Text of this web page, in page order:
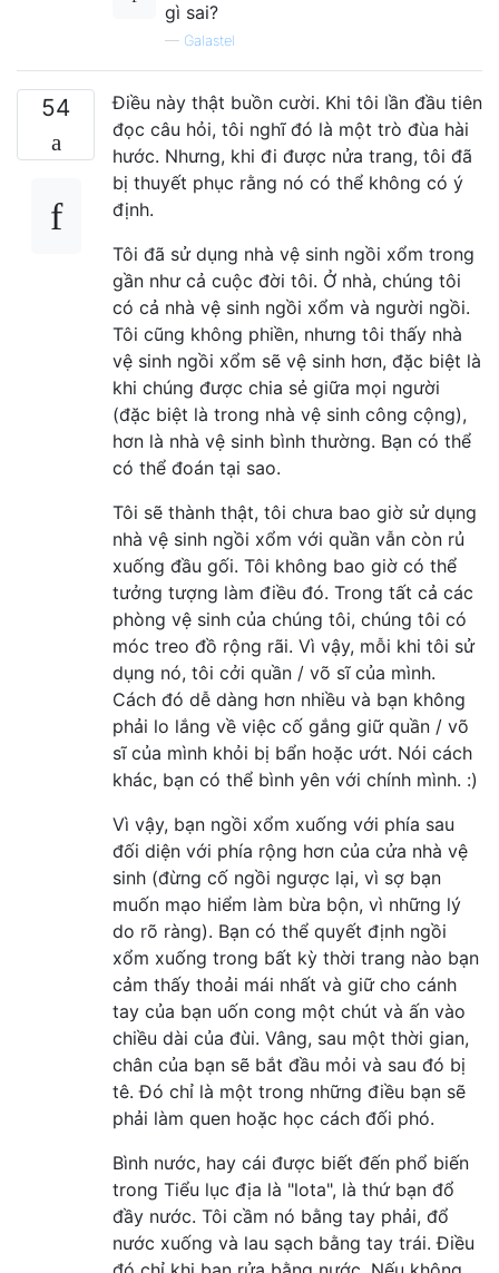
gì sai?
— Galastel
54
Điều này thật buồn cười. Khi tôi lần đầu tiên
đọc câu hỏi, tôi nghĩ đó là một trò đùa hài
hước. Nhưng, khi đi được nửa trang, tôi đã
bị thuyết phục rằng nó có thể không có ý
định.
Tôi đã sử dụng nhà vệ sinh ngồi xổm trong
gần như cả cuộc đời tôi. Ở nhà, chúng tôi
có cả nhà vệ sinh ngồi xổm và người ngồi.
Tôi cũng không phiền, nhưng tôi thấy nhà
vệ sinh ngồi xổm sẽ vệ sinh hơn, đặc biệt là
khi chúng được chia sẻ giữa mọi người
(đặc biệt là trong nhà vệ sinh công cộng),
hơn là nhà vệ sinh bình thường. Bạn có thể
có thể đoán tại sao.
Tôi sẽ thành thật, tôi chưa bao giờ sử dụng
nhà vệ sinh ngồi xổm với quần vẫn còn rủ
xuống đầu gối. Tôi không bao giờ có thể
tưởng tượng làm điều đó. Trong tất cả các
phòng vệ sinh của chúng tôi, chúng tôi có
móc treo đồ rộng rãi. Vì vậy, mỗi khi tôi sử
dụng nó, tôi cởi quần / võ sĩ của mình.
Cách đó dễ dàng hơn nhiều và bạn không
phải lo lắng về việc cố gắng giữ quần / võ
sĩ của mình khỏi bị bẩn hoặc ướt. Nói cách
khác, bạn có thể bình yên với chính mình. :)
Vì vậy, bạn ngồi xổm xuống với phía sau
đối diện với phía rộng hơn của cửa nhà vệ
sinh (đừng cố ngồi ngược lại, vì sợ bạn
muốn mạo hiểm làm bừa bộn, vì những lý
do rõ ràng). Bạn có thể quyết định ngồi
xổm xuống trong bất kỳ thời trang nào bạn
cảm thấy thoải mái nhất và giữ cho cánh
tay của bạn uốn cong một chút và ấn vào
chiều dài của đùi. Vâng, sau một thời gian,
chân của bạn sẽ bắt đầu mỏi và sau đó bị
tê. Đó chỉ là một trong những điều bạn sẽ
phải làm quen hoặc học cách đối phó.
Bình nước, hay cái được biết đến phổ biến
trong Tiểu lục địa là "lota", là thứ bạn đổ
đầy nước. Tôi cầm nó bằng tay phải, đổ
nước xuống và lau sạch bằng tay trái. Điều